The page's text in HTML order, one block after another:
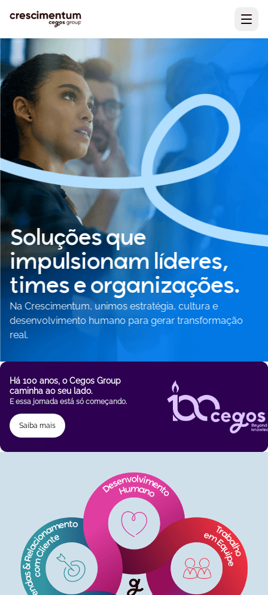
Soluções que
impulsionam líderes,
times e organizações.
Na Crescimentum, unimos estratégia, cultura e
desenvolvimento humano para gerar transformação
real.
Há 100 anos, o Cegos Group
caminha ao seu lado.
E essa jornada está só começando.
Saiba mais